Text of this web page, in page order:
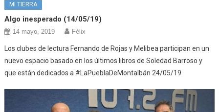
MI TIERRA
Algo inesperado (14/05/19)
14 mayo, 2019 Félix
Los clubes de lectura Fernando de Rojas y Melibea participan en un
nuevo espacio basado en los últimos libros de Soledad Barroso y
que están dedicados a #LaPueblaDeMontalbán 24/05/19